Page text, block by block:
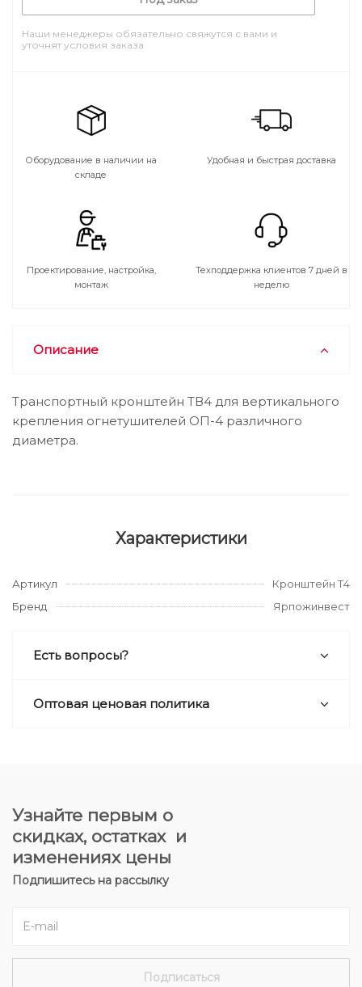
Наши менеджеры обязательно свяжутся с вами и
уточнят условия заказа
Оборудование в наличии на
складе
Удобная и быстрая доставка
Проектирование, настройка,
монтаж
Техподдержка клиентов 7 дней в
неделю
Описание
Транспортный кронштейн ТВ4 для вертикального
крепления огнетушителей ОП-4 различного
диаметра.
Характеристики
Артикул
Кронштейн Т4
Бренд
Ярпожинвест
Есть вопросы?
Оптовая ценовая политика
Узнайте первым о
скидках, остатках и
изменениях цены
Подпишитесь на рассылку